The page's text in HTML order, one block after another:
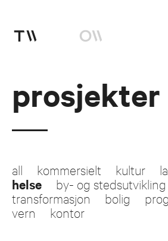
prosjekter
all kommersielt kultur
helse
by- og stedsutvikling
transformasjon
bolig
vern
kontor